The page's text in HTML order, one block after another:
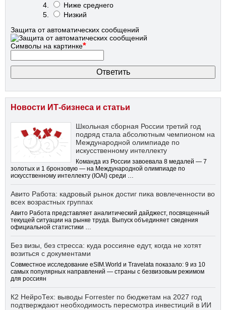
Ниже среднего
Низкий
Защита от автоматических сообщений
Символы на картинке*
Новости ИТ-бизнеса и статьи
Школьная сборная России третий год
подряд стала абсолютным чемпионом на
Международной олимпиаде по
искусственному интеллекту
Команда из России завоевала 8 медалей — 7
золотых и 1 бронзовую — на Международной олимпиаде по
искусственному интеллекту (IOAI) среди …
Авито Работа: кадровый рынок достиг пика вовлеченности во
всех возрастных группах
Авито Работа представляет аналитический дайджест, посвященный
текущей ситуации на рынке труда. Выпуск объединяет сведения
официальной статистики …
Без визы, без стресса: куда россияне едут, когда не хотят
возиться с документами
Совместное исследование eSIM.World и Travelata показало: 9 из 10
самых популярных направлений — страны с безвизовым режимом
для россиян
К2 НейроТех: выводы Forrester по бюджетам на 2027 год
подтверждают необходимость пересмотра инвестиций в ИИ